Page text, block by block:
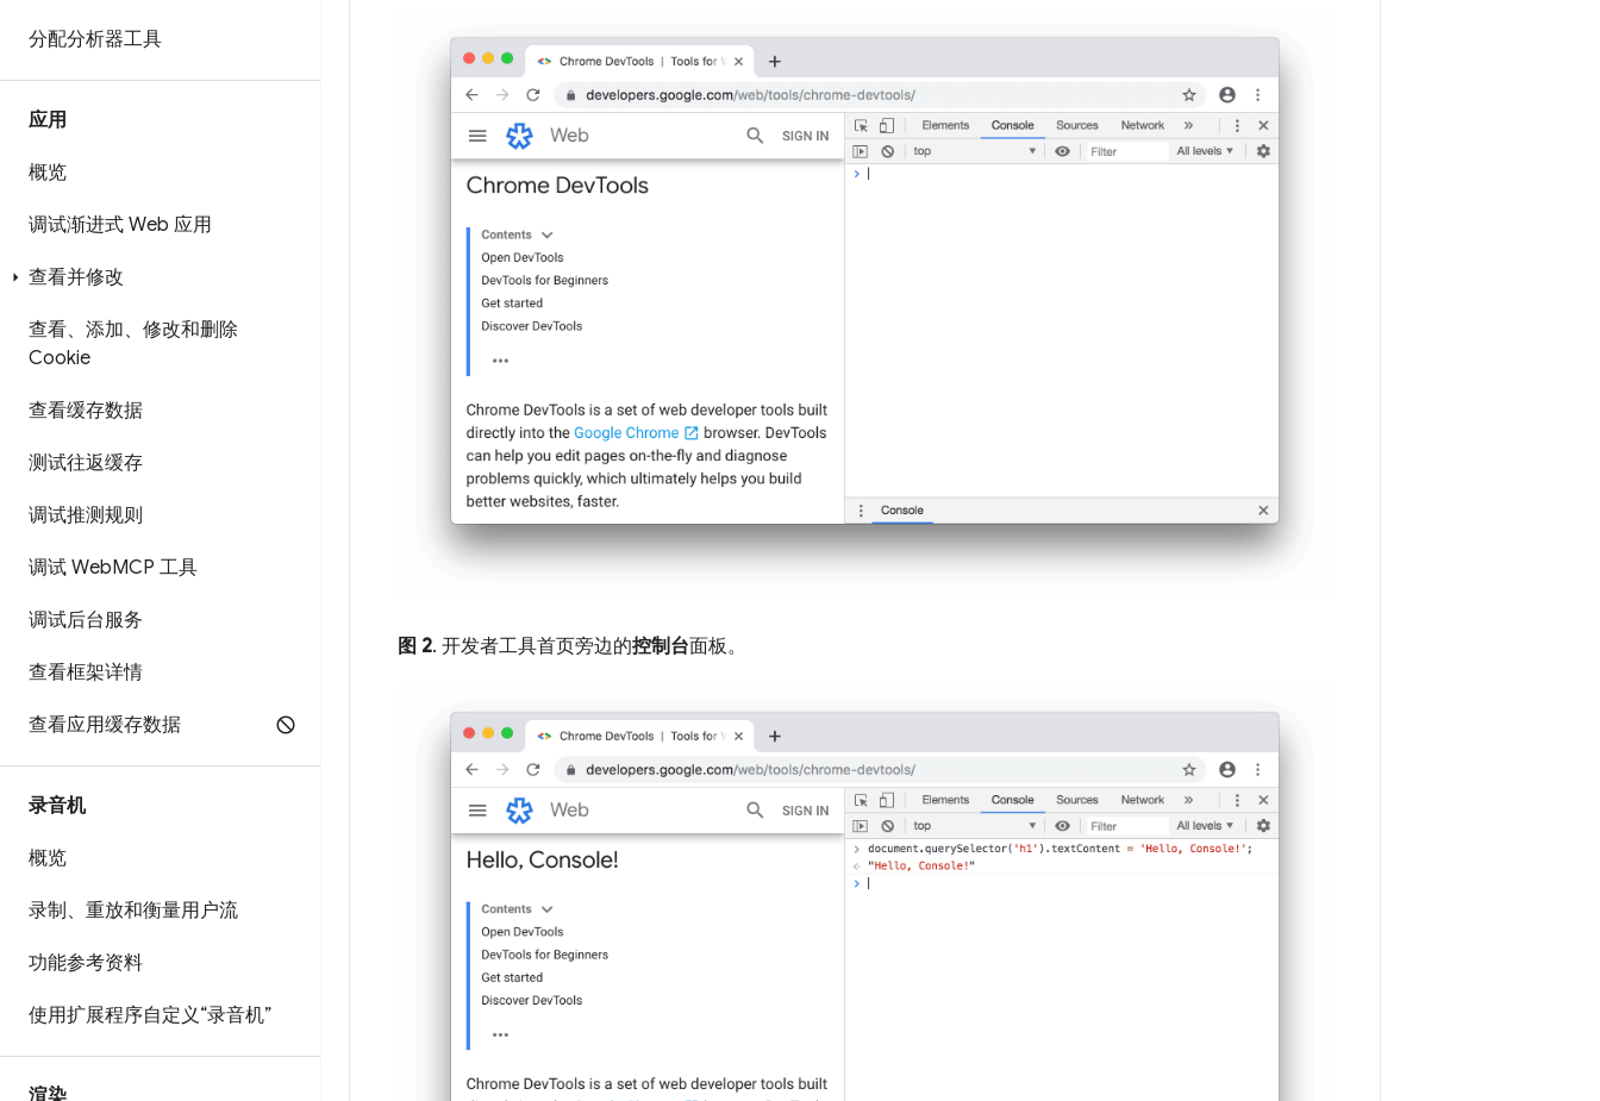
分配分析器工具
应用
概览
调试渐进式 Web 应用
查看并修改
查看、添加、修改和删除
Cookie
查看缓存数据
测试往返缓存
调试推测规则
调试 WebMCP 工具
调试后台服务
查看框架详情
查看应用缓存数据
录音机
概览
录制、重放和衡量用户流
功能参考资料
使用扩展程序自定义“录音机”
渲染
图 2. 开发者工具首页旁边的控制台面板。